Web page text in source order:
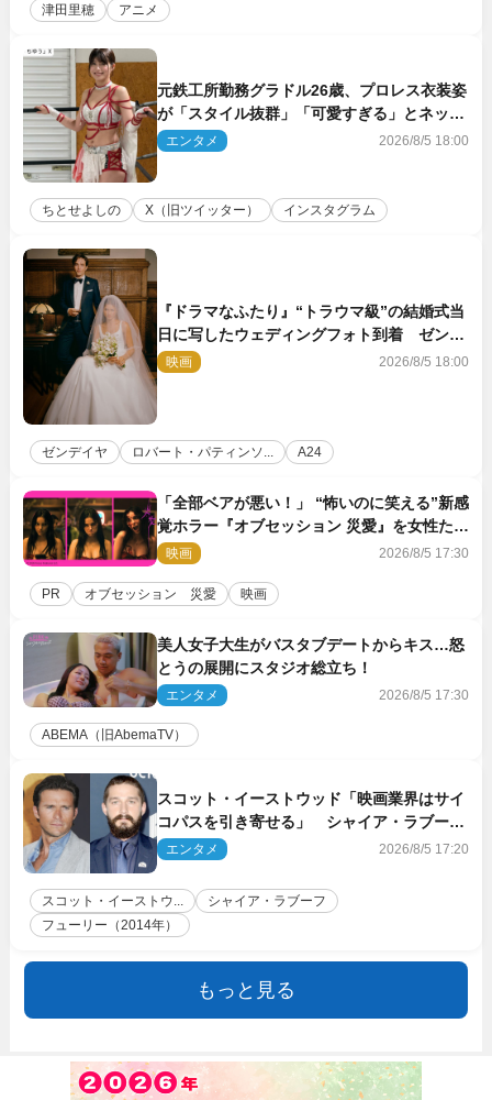
津田里穂 アニメ
元鉄工所勤務グラドル26歳、プロレス衣装姿
が「スタイル抜群」「可愛すぎる」とネット
衝撃
エンタメ 2026/8/5 18:00
ちとせよしの X（旧ツイッター） インスタグラム
『ドラマなふたり』“トラウマ級”の結婚式当
日に写したウェディングフォト到着 ゼンデ
イヤ×ロバート・パティンソンのインタビュ
ー映像も
映画 2026/8/5 18:00
ゼンデイヤ ロバート・パティンソ... A24
「全部ベアが悪い！」 “怖いのに笑える”新感
覚ホラー『オブセッション 災愛』を女性たち
が本音で語る＜座談会＞
映画 2026/8/5 17:30
PR オブセッション 災愛 映画
美人女子大生がバスタブデートからキス…怒
とうの展開にスタジオ総立ち！
エンタメ 2026/8/5 17:30
ABEMA（旧AbemaTV）
スコット・イーストウッド「映画業界はサイ
コパスを引き寄せる」 シャイア・ラブーフ
との過去作でのトラブルを振り返る
エンタメ 2026/8/5 17:20
スコット・イーストウ...
シャイア・ラブーフ
フューリー（2014年）
もっと見る